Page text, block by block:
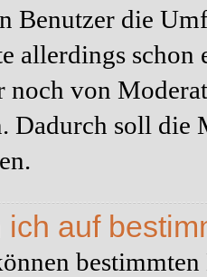
Benutzer die
allerdings schon
noch von
Dadurch soll
ich auf